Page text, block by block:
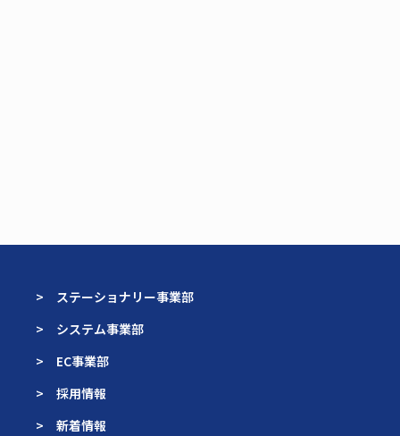
> ステーショナリー事業部
> システム事業部
> EC事業部
> 採用情報
> 新着情報